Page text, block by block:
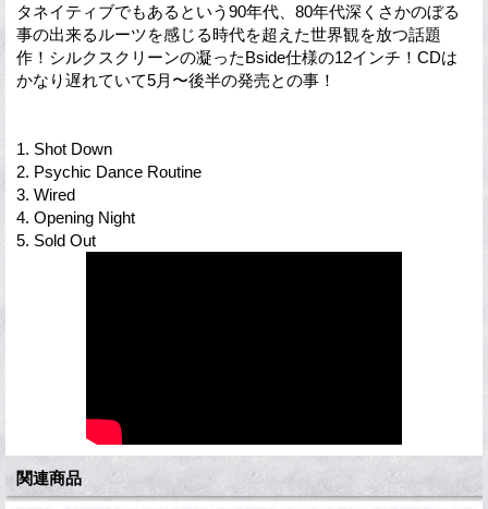
タネイティブでもあるという90年代、80年代深くさかのぼる
事の出来るルーツを感じる時代を超えた世界観を放つ話題
作！シルクスクリーンの凝ったBside仕様の12インチ！CDは
かなり遅れていて5月〜後半の発売との事！
1. Shot Down
2. Psychic Dance Routine
3. Wired
4. Opening Night
5. Sold Out
関連商品